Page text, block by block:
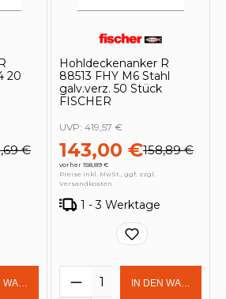
20
€
Gib den
WARENKORB
Hohldeckenanker R
88513 FHY M6 Stahl
galv.verz. 50 Stück
FISCHER
143,00 €158,89 €
vorher 158,89 €
UVP: 419,57 €
Preise inkl. MwSt., ggf. zzgl.
Versandkosten
1 - 3 Werktage
Produkt Anzahl:
IN DEN